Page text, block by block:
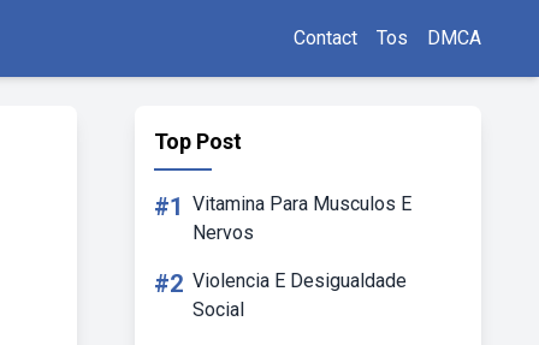
Contact Tos DMCA
Top Post
#1 Vitamina Para Musculos E
Nervos
#2 Violencia E Desigualdade
Social